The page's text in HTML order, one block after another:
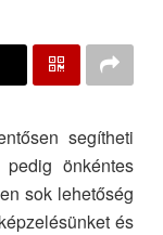
segítheti
önkéntes
sok lehetőség
és